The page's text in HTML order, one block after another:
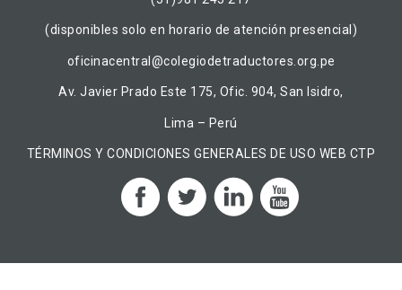
(disponibles solo en horario de atención presencial)
oficinacentral@colegiodetraductores.org.pe
Av. Javier Prado Este 175, Ofic. 904, San Isidro,
Lima – Perú
TÉRMINOS Y CONDICIONES GENERALES DE USO WEB CTP